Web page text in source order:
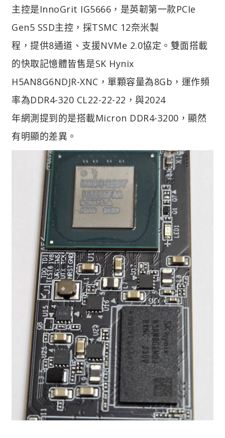
主控是InnoGrit IG5666，是英韌第一款PCIe
Gen5 SSD主控，採TSMC 12奈米製
程，提供8通道、支援NVMe 2.0協定。雙面搭載
的快取記憶體皆售是SK Hynix
H5AN8G6NDJR-XNC，單顆容量為8Gb，運作頻
率為DDR4-320 CL22-22-22，與2024
年網測提到的是搭載Micron DDR4-3200，顯然
有明顯的差異。